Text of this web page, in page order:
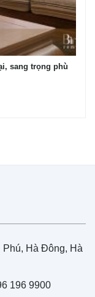
sang trọng phù
Phú, Hà Đông, Hà
196 9900